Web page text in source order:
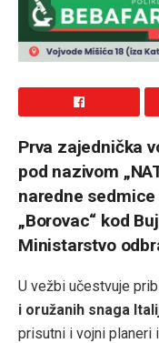
Prva zajednička
pod nazivom
naredne
„Borovac“ kod
Ministarstvo
U vežbi učestvuje
i oružanih snaga
prisutni i vojni planeri